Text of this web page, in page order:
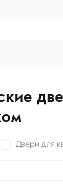
Двери для